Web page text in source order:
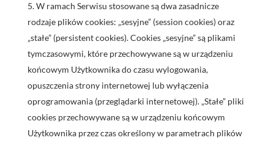
W ramach Serwisu stosowane są dwa zasadnicze
rodzaje plików cookies: „sesyjne” (session cookies) oraz
„stałe” (persistent cookies). Cookies „sesyjne” są plikami
tymczasowymi, które przechowywane są w urządzeniu
końcowym Użytkownika do czasu wylogowania,
opuszczenia strony internetowej lub wyłączenia
oprogramowania (przeglądarki internetowej). „Stałe” pliki
cookies przechowywane są w urządzeniu końcowym
Użytkownika przez czas określony w parametrach plików